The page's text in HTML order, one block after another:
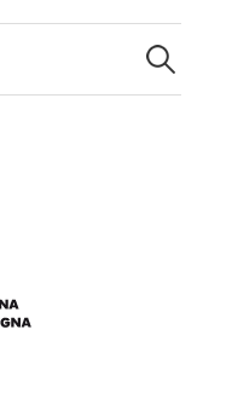
Ricerca
per: